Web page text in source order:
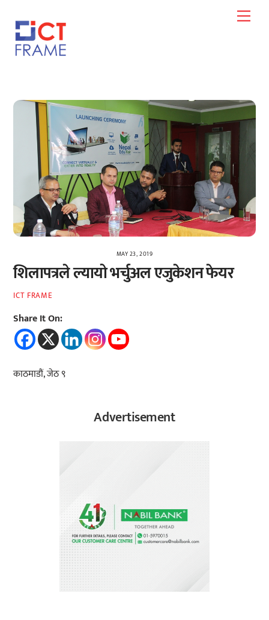
content
MAY 23, 2019
शिलापत्रले ल्यायो भर्चुअल एजुकेशन फेयर
ICT FRAME
Share It On:
काठमाडौं, जेठ ९
Advertisement